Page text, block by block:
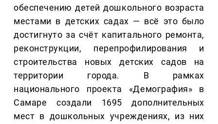
обеспечению детей дошкольного возраста
местами в детских садах — всё это было
достигнуто за счёт капитального ремонта,
реконструкции, перепрофилирования и
строительства новых детских садов на
территории города. В рамках
национального проекта «Демография» в
Самаре создали 1695 дополнительных
мест в дошкольных учреждениях, из них